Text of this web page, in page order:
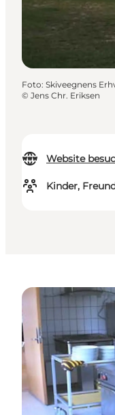
Website
Kinder,
Foto: Skiveegnens
© Jens Chr. Eriksen